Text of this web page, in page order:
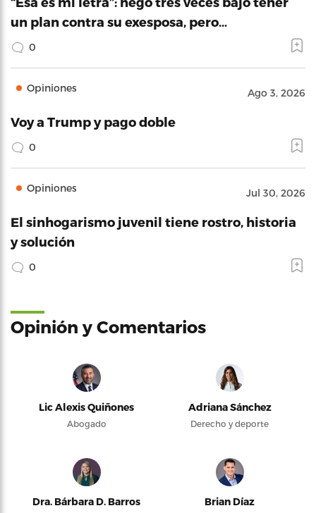
un plan contra su exesposa, pero…
0
Opiniones Ago 3, 2026
Voy a Trump y pago doble
0
Opiniones Jul 30, 2026
El sinhogarismo juvenil tiene rostro, historia
y solución
0
Opinión y Comentarios
Lic Alexis Quiñones
Abogado
Adriana Sánchez
Derecho y deporte
Dra. Bárbara D. Barros Brian Díaz